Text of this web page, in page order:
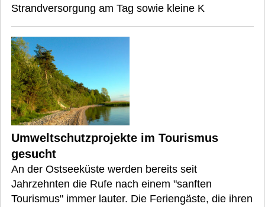
Strandversorgung am Tag sowie kleine K
Umweltschutzprojekte im Tourismus
gesucht
An der Ostseeküste werden bereits seit
Jahrzehnten die Rufe nach einem "sanften
Tourismus" immer lauter. Die Feriengäste, die ihren